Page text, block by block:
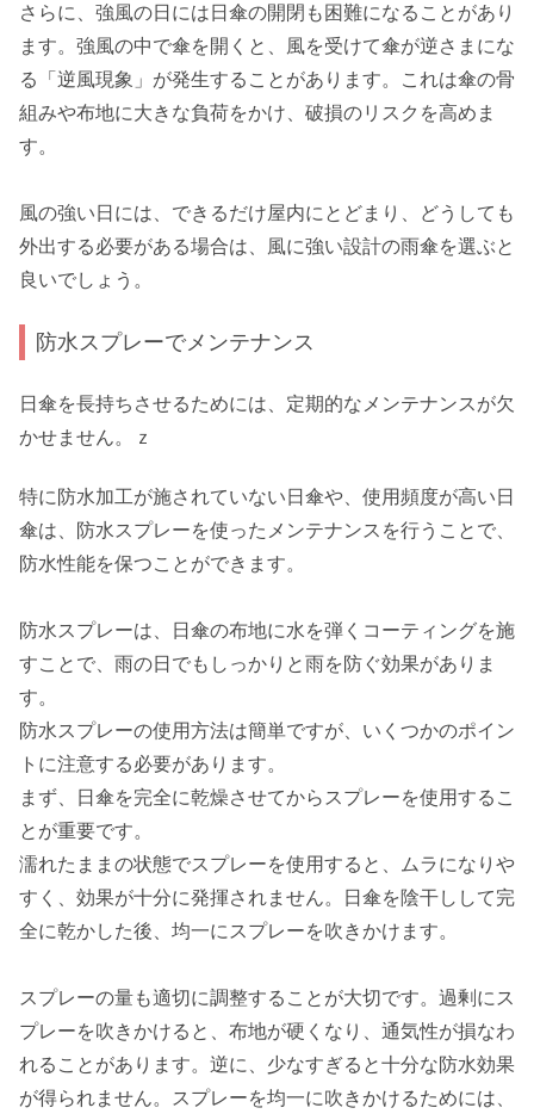
さらに、強風の日には日傘の開閉も困難になることがあり
ます。強風の中で傘を開くと、風を受けて傘が逆さまにな
る「逆風現象」が発生することがあります。これは傘の骨
組みや布地に大きな負荷をかけ、破損のリスクを高めま
す。
風の強い日には、できるだけ屋内にとどまり、どうしても
外出する必要がある場合は、風に強い設計の雨傘を選ぶと
良いでしょう。
防水スプレーでメンテナンス
日傘を長持ちさせるためには、定期的なメンテナンスが欠
かせません。ｚ
特に防水加工が施されていない日傘や、使用頻度が高い日
傘は、防水スプレーを使ったメンテナンスを行うことで、
防水性能を保つことができます。
防水スプレーは、日傘の布地に水を弾くコーティングを施
すことで、雨の日でもしっかりと雨を防ぐ効果がありま
す。
防水スプレーの使用方法は簡単ですが、いくつかのポイン
トに注意する必要があります。
まず、日傘を完全に乾燥させてからスプレーを使用するこ
とが重要です。
濡れたままの状態でスプレーを使用すると、ムラになりや
すく、効果が十分に発揮されません。日傘を陰干しして完
全に乾かした後、均一にスプレーを吹きかけます。
スプレーの量も適切に調整することが大切です。過剰にス
プレーを吹きかけると、布地が硬くなり、通気性が損なわ
れることがあります。逆に、少なすぎると十分な防水効果
が得られません。スプレーを均一に吹きかけるためには、